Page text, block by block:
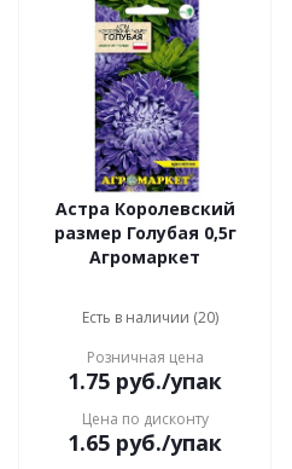
Астра Королевский
размер Голубая 0,5г
Агромаркет
Есть в наличии (20)
Розничная цена
1.75 руб./упак
Цена по дисконту
1.65 руб./упак